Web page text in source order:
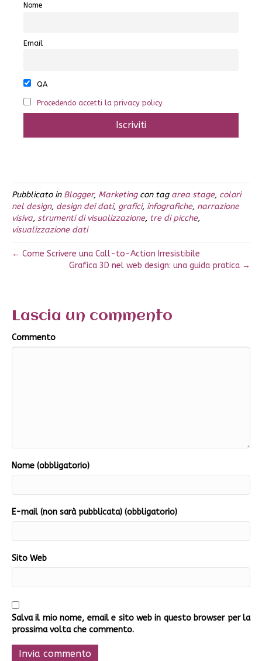
Nome
Email
QA
Procedendo accetti la privacy policy
Pubblicato in Blogger, Marketingcon tag area stage, colori
nel design, design dei dati, grafici, infografiche, narrazione
visiva, strumenti di visualizzazione, tre di picche,
visualizzazione dati
← Come Scrivere una Call-to-Action Irresistibile
Grafica 3D nel web design: una guida pratica →
Lascia un commento
Commento
Nome (obbligatorio)
E-mail (non sarà pubblicata) (obbligatorio)
Sito Web
Salva il mio nome, email e sito web in questo browser per la
prossima volta che commento.